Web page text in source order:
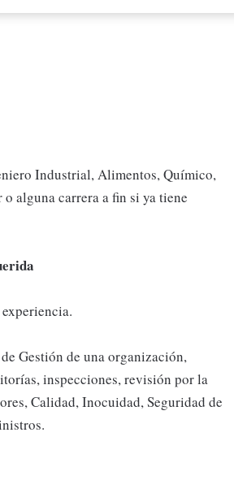
Industrial, Alimentos, Químico,
alguna carrera a fin si ya tiene
Gestión de una organización,
inspecciones, revisión por la
Calidad, Inocuidad, Seguridad de